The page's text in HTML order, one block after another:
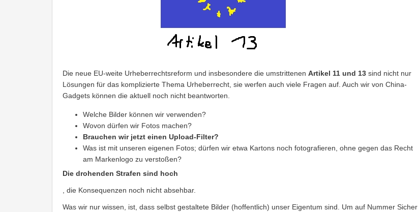
Die neue EU-weite Urheberrechtsreform und insbesondere die umstrittenen Artikel 11 und 13 sind nicht nur
Lösungen für das komplizierte Thema Urheberrecht, sie werfen auch viele Fragen auf. Auch wir von China-
Gadgets können die aktuell noch nicht beantworten.
Welche Bilder können wir verwenden?
Wovon dürfen wir Fotos machen?
Brauchen wir jetzt einen Upload-Filter?
Was ist mit unseren eigenen Fotos; dürfen wir etwa Kartons noch fotografieren, ohne gegen das Recht
am Markenlogo zu verstoßen?
Die drohenden Strafen sind hoch
, die Konsequenzen noch nicht absehbar.
Was wir nur wissen, ist, dass selbst gestaltete Bilder (hoffentlich) unser Eigentum sind. Um auf Nummer Sicher